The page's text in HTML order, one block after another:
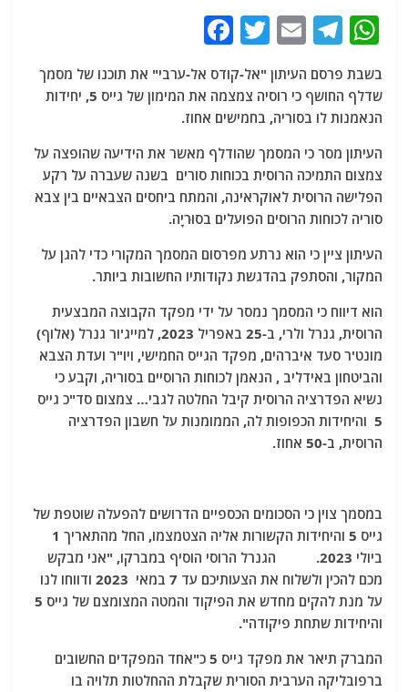
W
at
s
A
p
p
T
e
g
ra
m
E
ai
l
T
itt
er
a
c
e
b
o
o
k
בשבת פרסם העיתון "אל-קודס אל-ערבי" את תוכנו של מסמך
שדלף החושף כי רוסיה צמצמה את המימון של גייס 5, יחידות
הנאמנות לו בסוריה, בחמישים אחוז.
העיתון מסר כי המסמך שהודלף מאשר את הידיעה שהופצה על
צמצום התמיכה הרוסית בכוחות סורים בשנה שעברה על רקע
הפלישה הרוסית לאוקראינה, והמתח ביחסים הצבאיים בין צבא
סוריה לכוחות הרוסים הפועלים בסוּריָה.
העיתון ציין כי הוא נרתע מפרסום המסמך המקורי כדי להגן על
המקור, והסתפק בהדגשת נקודותיו החשובות ביותר.
הוא דיווח כי המסמך נמסר על ידי מפקד הקבוצה המבצעית
הרוסית, גנרל ולרי, ב-25 באפריל 2023, למייג'ור גנרל (אלוף)
מונט'ר סעד איברהים, מפקד הגייס החמישי, ויו"ר ועדת הצבא
והביטחון באידליב , הנאמן לכוחות הרוסיים בסוריה, וקבע כי
נשיא הפדרציה הרוסית קיבל החלטה לגבי… צמצום סד"כ גייס
5 והיחידות הכפופות לה, הממומנות על חשבון הפדרציה
הרוסית, ב-50 אחוז.
במסמך צוין כי הסכומים הכספיים הדרושים להפעלה שוטפת של
גייס 5 והיחידות הקשורות אליה הצטמצמו, החל מהתאריך 1
ביולי 2023. הגנרל הרוסי הוסיף במברקו, "אני מבקש
מכם להכין ולשלוח את הצעותיכם עד 7 במאי 2023 ודווחו לנו
על מנת להקים מחדש את הפיקוד והמטה המצומצם של גייס 5
והיחידות שתחת פיקודה".
המברק תיאר את מפקד גייס 5 כ"אחד המפקדים החשובים
ברפובליקה הערבית הסורית שקבלת ההחלטות תלויה בו